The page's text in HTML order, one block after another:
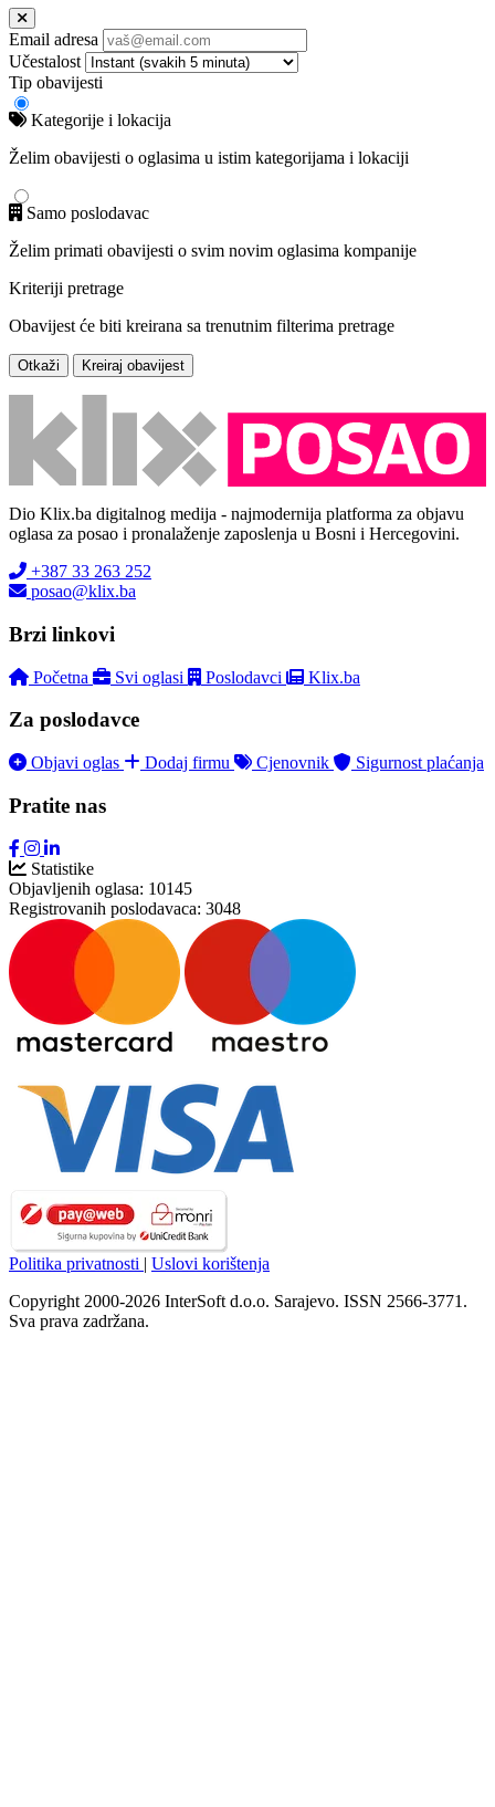
Email adresa
Učestalost
Tip obavijesti
Kategorije i lokacija
Želim obavijesti o oglasima u istim kategorijama i lokaciji
Samo poslodavac
Želim primati obavijesti o svim novim oglasima kompanije
Kriteriji pretrage
Obavijest će biti kreirana sa trenutnim filterima pretrage
Otkaži Kreiraj obavijest
Dio Klix.ba digitalnog medija - najmodernija platforma za objavu
oglasa za posao i pronalaženje zaposlenja u Bosni i Hercegovini.
+387 33 263 252
posao@klix.ba
Brzi linkovi
Početna Svi oglasi Poslodavci Klix.ba
Za poslodavce
Objavi oglas Dodaj firmu Cjenovnik Sigurnost plaćanja
Pratite nas
Statistike
Objavljenih oglasa: 10145
Registrovanih poslodavaca: 3048
Politika privatnosti | Uslovi korištenja
Copyright 2000-2026 InterSoft d.o.o. Sarajevo. ISSN 2566-3771.
Sva prava zadržana.